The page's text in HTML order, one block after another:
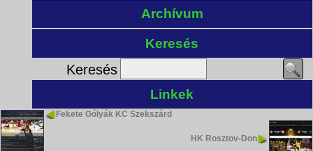
Archívum
Keresés
Keresés
Linkek
Fekete Gólyák KC Szekszárd
HK Rosztov-Don